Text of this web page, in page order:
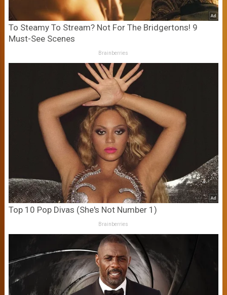
To Steamy To Stream? Not For The Bridgertons! 9
Must-See Scenes
Brainberries
Top 10 Pop Divas (She's Not Number 1)
Brainberries